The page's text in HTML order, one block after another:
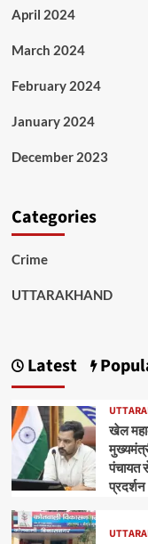
April 2024
March 2024
February 2024
January 2024
December 2023
Categories
Crime
UTTARAKHAND
Latest
खेल
पंचायत
प्रदर्शन